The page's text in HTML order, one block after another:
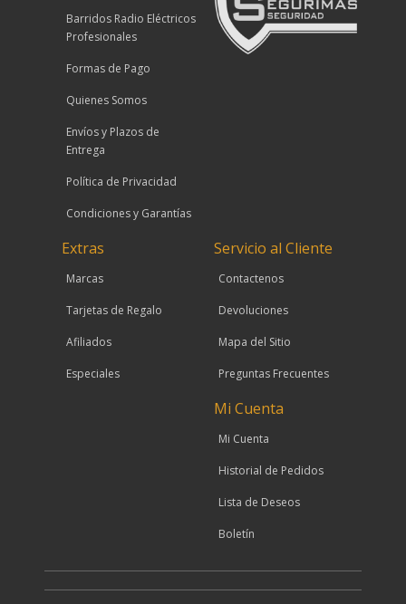
Barridos Radio Eléctricos
Profesionales
Formas de Pago
Quienes Somos
Envíos y Plazos de
Entrega
Política de Privacidad
Condiciones y Garantías
Servicio al Cliente
Contactenos
Devoluciones
Mapa del Sitio
Preguntas Frecuentes
Extras
Marcas
Tarjetas de Regalo
Afiliados
Especiales
Mi Cuenta
Mi Cuenta
Historial de Pedidos
Lista de Deseos
Boletín